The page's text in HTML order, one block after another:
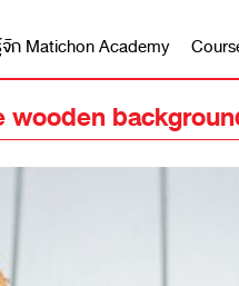
ก Matichon Academy